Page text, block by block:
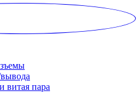
витая пара